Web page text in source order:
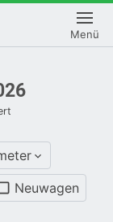
Menü
Menü
Neuwagen